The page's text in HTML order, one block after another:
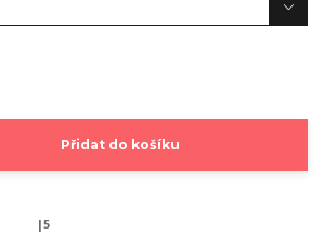
Přidat do košíku
|5